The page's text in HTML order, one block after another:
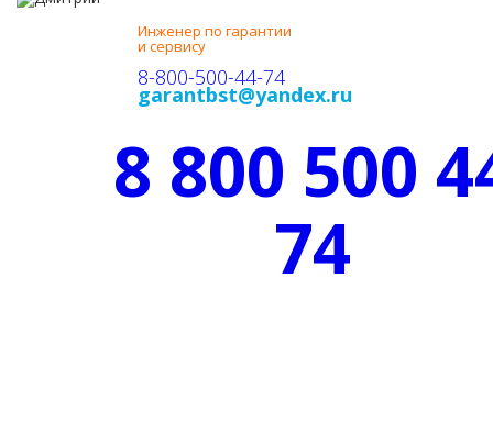
Инженер по гарантии
и сервису
8-800-500-44-74
garantbst@yandex.ru
8 800 500
74